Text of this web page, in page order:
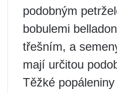
podobným
bobulemi
třešním, a
mají určitou
Těžké